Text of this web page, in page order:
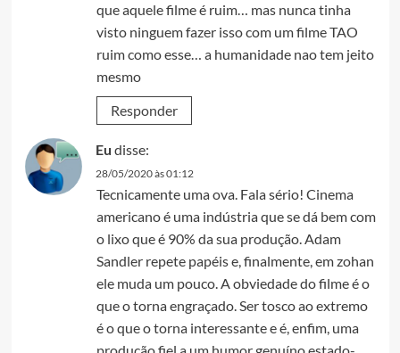
que aquele filme é ruim… mas nunca tinha
visto ninguem fazer isso com um filme TAO
ruim como esse… a humanidade nao tem jeito
mesmo
Responder
Eu disse:
28/05/2020 às 01:12
Tecnicamente uma ova. Fala sério! Cinema
americano é uma indústria que se dá bem com
o lixo que é 90% da sua produção. Adam
Sandler repete papéis e, finalmente, em zohan
ele muda um pouco. A obviedade do filme é o
que o torna engraçado. Ser tosco ao extremo
é o que o torna interessante e é, enfim, uma
produção fiel a um humor genuíno estado-